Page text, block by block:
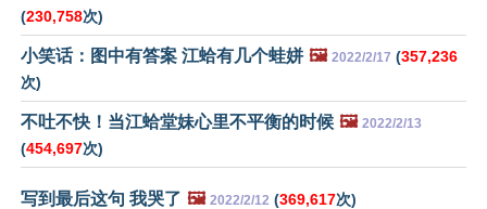
(230,758次)
小笑话：图中有答案 江蛤有几个蛙姘 🖼️ 2022/2/17 (357,236
次)
不吐不快！当江蛤堂妹心里不平衡的时候 🖼️ 2022/2/13
(454,697次)
写到最后这句 我哭了 🖼️ 2022/2/12 (369,617次)